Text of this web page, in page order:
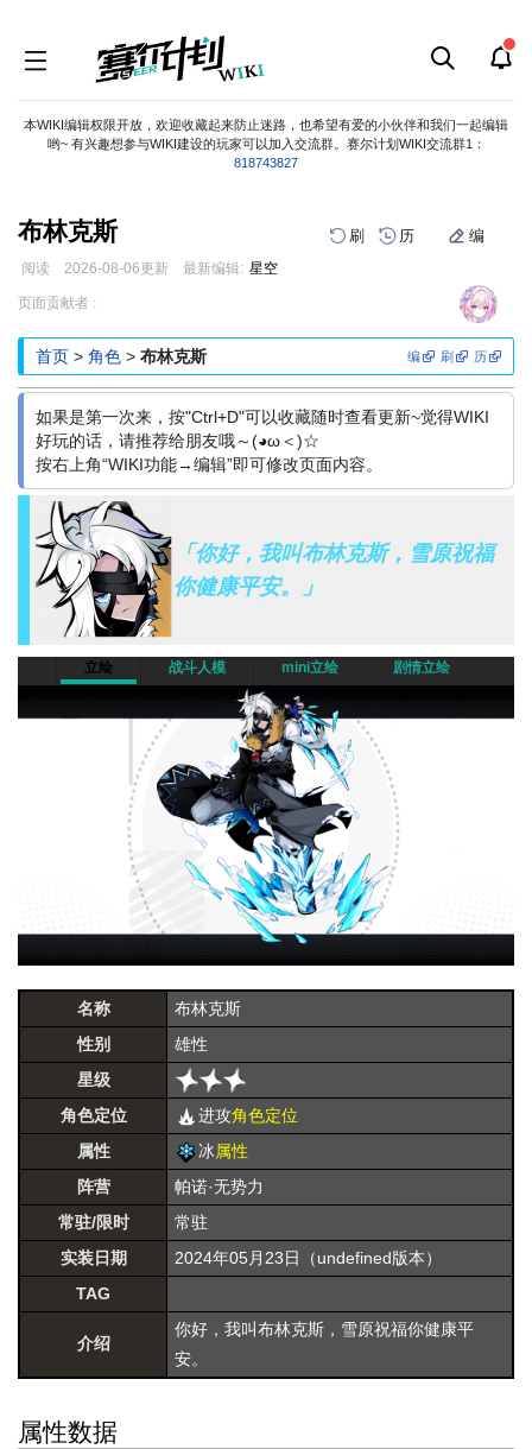
本WIKI编辑权限开放，欢迎收藏起来防止迷路，也希望有爱的小伙伴和我们一起编辑
哟~ 有兴趣想参与WIKI建设的玩家可以加入交流群。赛尔计划WIKI交流群1：
818743827
布林克斯 刷 历 编
阅读 2026-08-06更新 最新编辑: 星空
跳
导
跳
搜
页面贡献者 :
编 刷 历
首页 > 角色 > 布林克斯
如果是第一次来，按"Ctrl+D"可以收藏随时查看更新~觉得WIKI
好玩的话，请推荐给朋友哦～(◕ω＜)☆
按右上角“WIKI功能→编辑”即可修改页面内容。
「你好，我叫布林克斯，雪原祝福
你健康平安。」
立绘 战斗人模 mini立绘 剧情立绘
名称
布林克斯
性别
雄性
星级
角色定位
进攻角色定位
属性
冰属性
阵营
帕诺·无势力
常驻/限时
常驻
实装日期
2024年05月23日（undefined版本）
TAG
介绍
你好，我叫布林克斯，雪原祝福你健康平
安。
属性数据